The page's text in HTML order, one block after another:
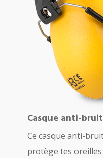
Casque anti-
Ce casque anti-
protège tes